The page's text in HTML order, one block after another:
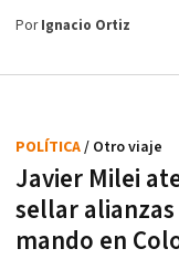
PorIgnacio Ortiz
Javier Milei
sellar
mando en
POLÍTICA/ Otro viaje